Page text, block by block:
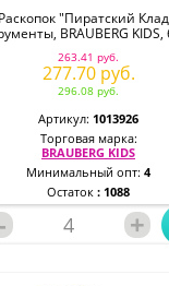
"Пиратский
BRAUBERG KIDS,
263.41 руб.
277.70 руб.
296.08 руб.
Артикул: 1013926
Торговая марка:
BRAUBERG KIDS
Минимальный опт: 4
Остаток : 1088
+